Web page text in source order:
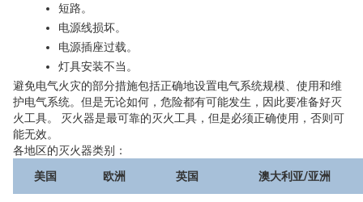
短路。
电源线损坏。
电源插座过载。
灯具安装不当。
避免电气火灾的部分措施包括正确地设置电气系统规模、使用和维
护电气系统。但是无论如何，危险都有可能发生，因此要准备好灭
火工具。 灭火器是最可靠的灭火工具，但是必须正确使用，否则可
能无效。
各地区的灭火器类别：
美国
欧洲 英国 澳大利亚/亚洲